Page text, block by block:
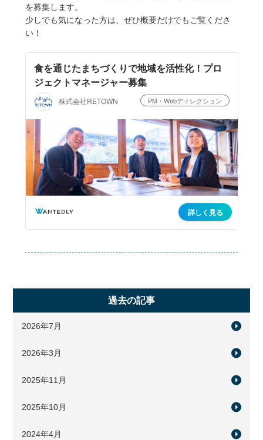
を募集します。
少しでも気になった方は、ぜひ概要だけでもご覧くださ
い！
過去の記事
2026年7月
2026年3月
2025年11月
2025年10月
2024年4月